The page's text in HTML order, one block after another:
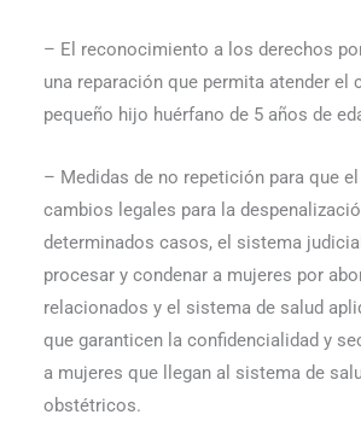
– El reconocimiento a los derechos
una reparación que permita aten­der el
pequeño hijo huérfano de 5 años de
– Medidas de no repetición para que
cambios legales para la
determinados casos, el sistema
procesar y condenar a mujeres por
relacionados y el sistema de salud
que garanticen la confidencialidad y
a mujeres que lle­gan al sistema de
obstétricos.